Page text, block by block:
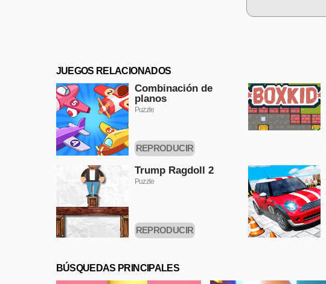
JUEGOS RELACIONADOS
Combinación de
planos
Puzzle
REPRODUCIR
Trump Ragdoll 2
Puzzle
REPRODUCIR
BÚSQUEDAS PRINCIPALES